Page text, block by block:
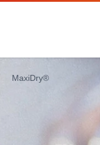
MaxiDry®